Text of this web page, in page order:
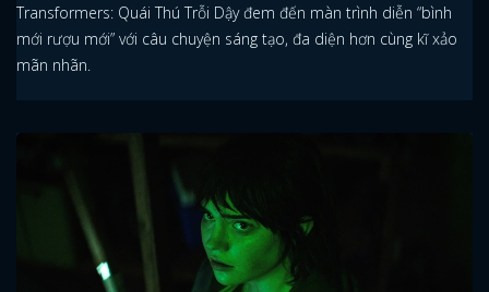
Transformers: Quái Thú Trỗi Dậy đem đến màn trình diễn “bình
mới rượu mới” với câu chuyện sáng tạo, đa diện hơn cùng kĩ xảo
mãn nhãn.